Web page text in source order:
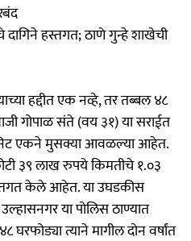
हस्तगत; ठाणे गुन्हे शाखेची
हद्दीत एक नव्हे, तर तब्बल ४८
गोपाळ संते (वय ३१) या सराईत
एकने मुसक्या आवळल्या आहेत.
३९ लाख रुपये किमतीचे १.०३
केले आहेत. या उघडकीस
या पोलिस ठाण्यात
घरफोड्या त्याने मागील दोन वर्षांत